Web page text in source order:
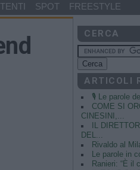
SPOT FREESTYLE
CERCA
ARTICOLI
🎙️ Le parole
COME SI
CINESINI,...
IL
DEL...
Rivaldo al
Le parole in
Ranieri: “È il